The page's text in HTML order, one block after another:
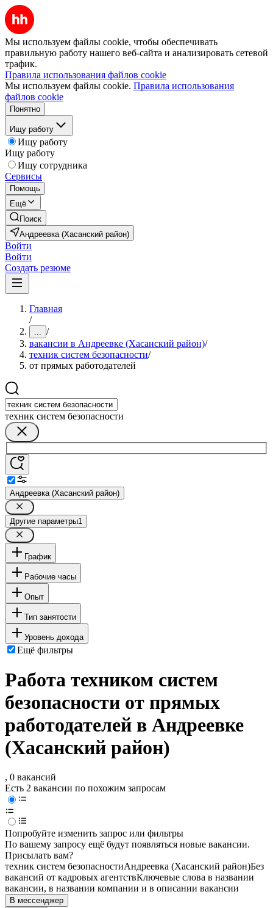
Мы используем файлы cookie, чтобы обеспечивать
правильную работу нашего веб-сайта и анализировать сетевой
трафик.
Правила использования файлов cookie
Мы используем файлы cookie. Правила использования
файлов cookie
Понятно
Ищу работу
Ищу работу
Ищу работу
Ищу сотрудника
Сервисы
Помощь
Ещё
Поиск
Андреевка (Хасанский район)
Войти
Войти
Создать резюме
Главная
/
... /
вакансии в Андреевке (Хасанский район)/
техник систем безопасности/
от прямых работодателей
техник систем безопасности
Андреевка (Хасанский район)
Другие параметры1
График
Рабочие часы
Опыт
Тип занятости
Уровень дохода
Ещё фильтры
Работа техником систем
безопасности от прямых
работодателей в Андреевке
(Хасанский район)
, 0 вакансий
Есть 2 вакансии по похожим запросам
Попробуйте изменить запрос или фильтры
По вашему запросу ещё будут появляться новые вакансии.
Присылать вам?
техник систем безопасностиАндреевка (Хасанский район)Без
вакансий от кадровых агентствКлючевые слова в названии
вакансии, в названии компании и в описании вакансии
В мессенджер